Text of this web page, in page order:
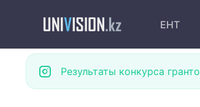
ЕНТ
Результаты конкурса